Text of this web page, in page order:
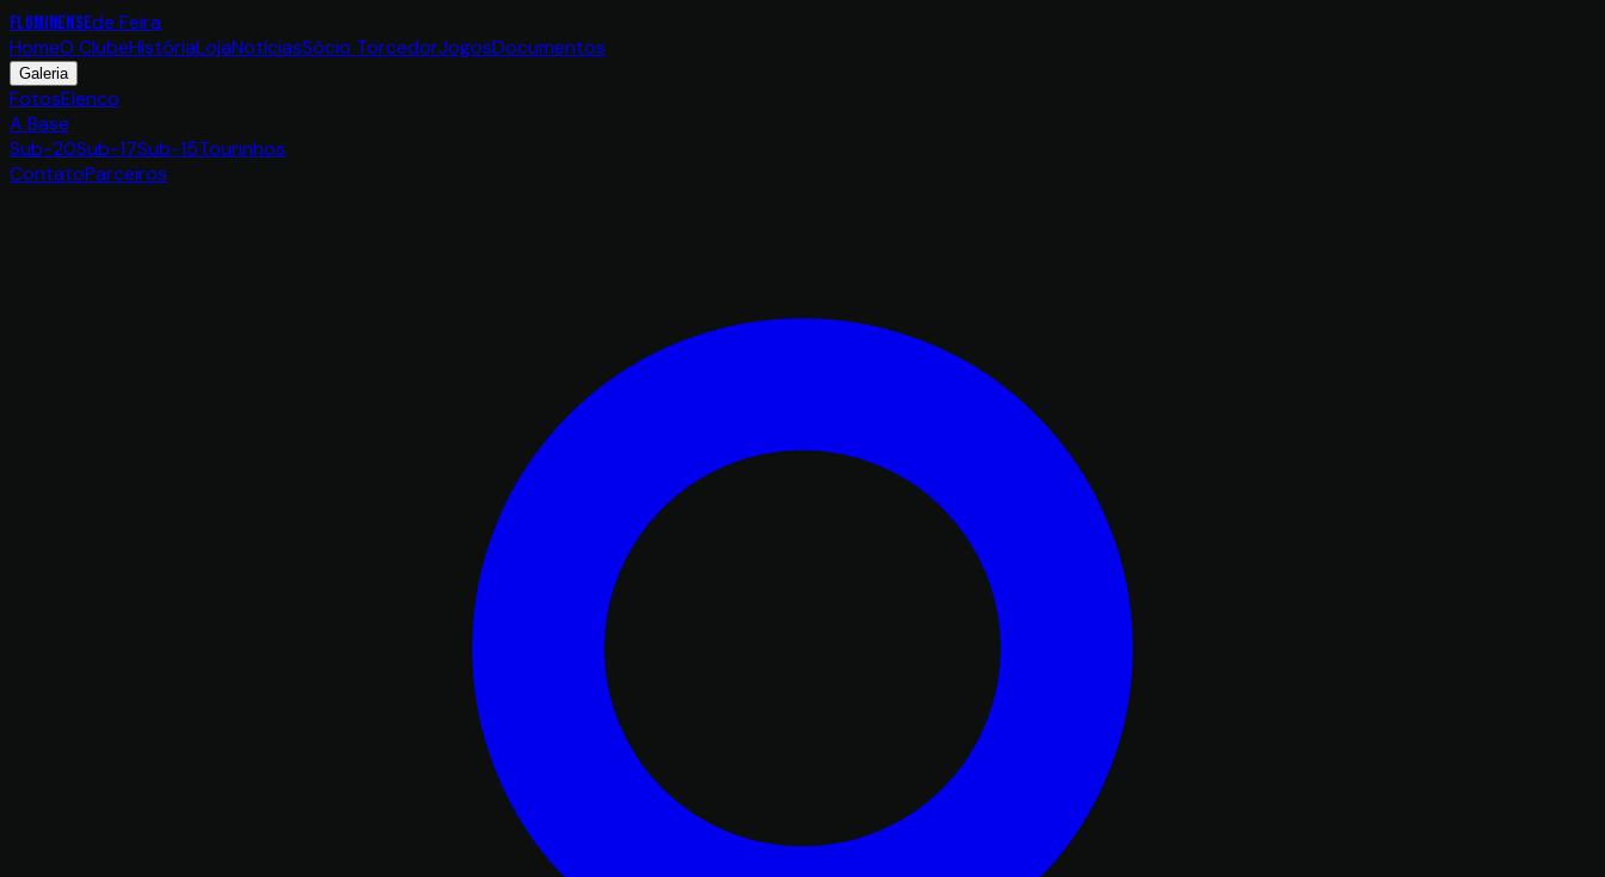
FLUMINENSEde Feira
HomeO ClubeHistóriaLojaNotíciasSócio TorcedorJogosDocumentos
Galeria
FotosElenco
A Base
Sub-20Sub-17Sub-15Tourinhos
ContatoParceiros